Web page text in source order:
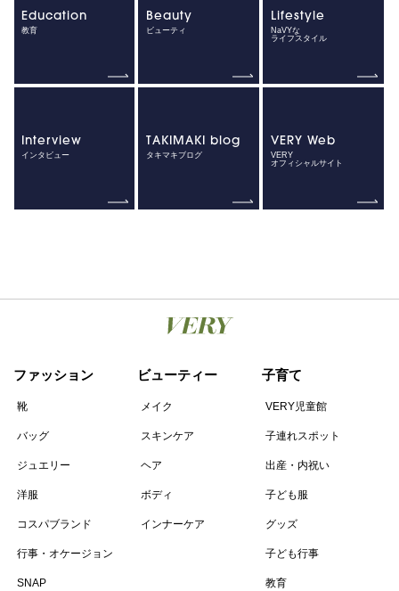
Education
教育
Beauty
ビューティ
Lifestyle
NaVYな
ライフスタイル
Interview
インタビュー
TAKIMAKI blog
タキマキブログ
VERY Web
VERY
オフィシャルサイト
ファッション
靴
バッグ
ジュエリー
洋服
コスパブランド
行事・オケージョン
SNAP
ビューティー
メイク
スキンケア
ヘア
ボディ
インナーケア
子育て
VERY児童館
子連れスポット
出産・内祝い
子ども服
グッズ
子ども行事
教育